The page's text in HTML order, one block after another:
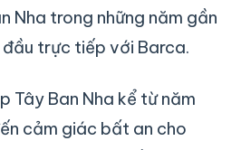
Nha trong những năm gần
trực tiếp với Barca.
Tây Ban Nha kể từ năm
cảm giác bất an cho